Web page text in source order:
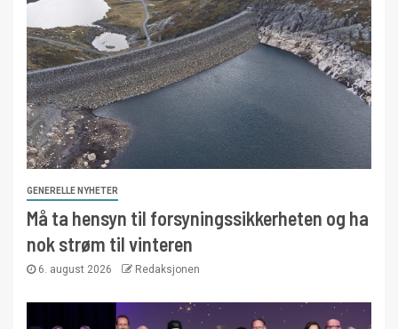
GENERELLE NYHETER
Må ta hensyn til forsyningssikkerheten og ha
nok strøm til vinteren
6. august 2026 Redaksjonen